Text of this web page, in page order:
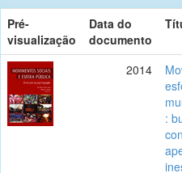
Pré-
visualização
Data do
documento
2014
: